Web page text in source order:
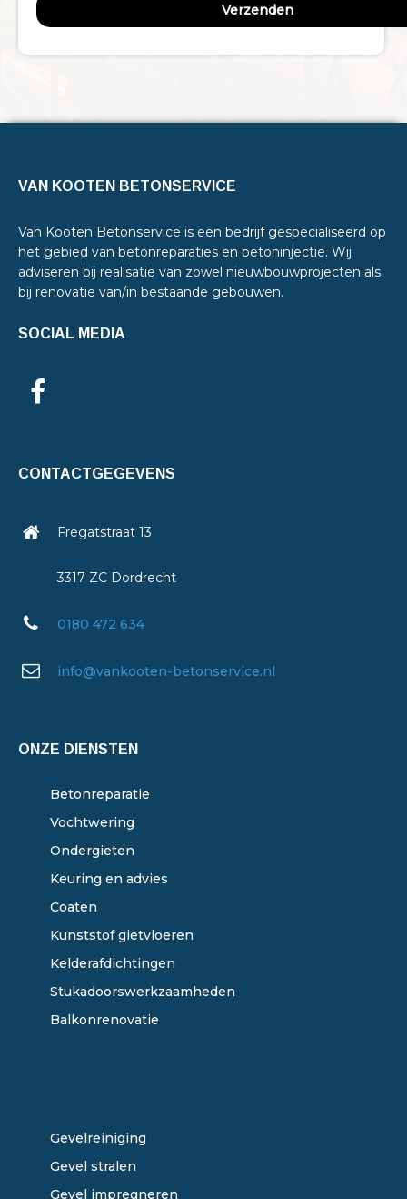
VAN KOOTEN BETONSERVICE
Van Kooten Betonservice is een bedrijf gespecialiseerd op
het gebied van betonreparaties en betoninjectie. Wij
adviseren bij realisatie van zowel nieuwbouwprojecten als
bij renovatie van/in bestaande gebouwen.
SOCIAL MEDIA
CONTACTGEGEVENS
Fregatstraat 13
3317 ZC Dordrecht
0180 472 634
info@vankooten-betonservice.nl
ONZE DIENSTEN
Betonreparatie
Vochtwering
Ondergieten
Keuring en advies
Coaten
Kunststof gietvloeren
Kelderafdichtingen
Stukadoorswerkzaamheden
Balkonrenovatie
Gevelreiniging
Gevel stralen
Gevel impregneren